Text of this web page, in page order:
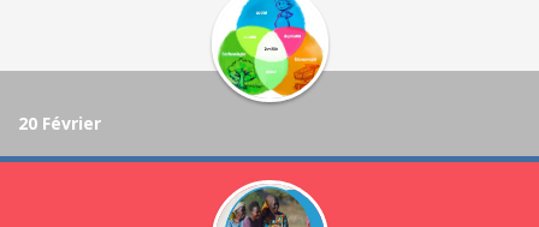
20 Février